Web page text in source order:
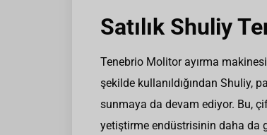
Satılık Shuliy
Tenebrio Molitor ayırma
şekilde kullanıldığından Shuliy,
sunmaya da devam ediyor. Bu,
yetiştirme endüstrisinin daha da